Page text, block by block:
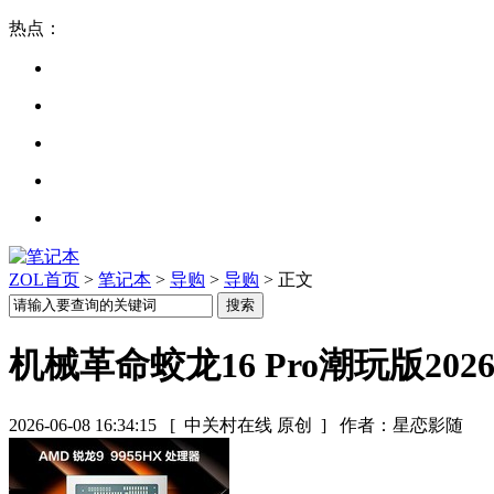
热点：
ZOL首页 > 笔记本 > 导购 > 导购 > 正文
机械革命蛟龙16 Pro潮玩版
2026-06-08 16:34:15 [ 中关村在线 原创 ] 作者：星恋影随